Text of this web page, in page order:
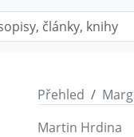
Přehled
Martin Hrdina